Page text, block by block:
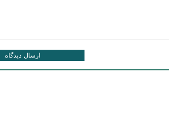
ارسال دیدگاه